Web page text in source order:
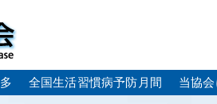
全国生活習慣病予防月間 当協